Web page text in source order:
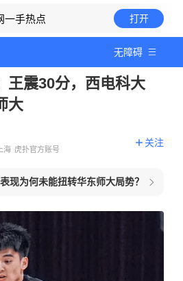
一手热点 打开
无障碍
王震30分，西电科大
大
上海 虎扑官方账号
关注
现为何未能扭转华东师大局势？